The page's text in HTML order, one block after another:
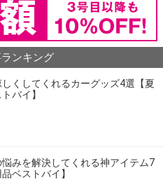
ンキング
くしてくれるカーグッズ4選【夏
バイ】
みを解決してくれる神アイテム7
ベストバイ】